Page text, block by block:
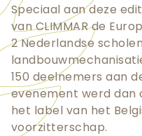
Speciaal aan deze
van CLIMMAR de
2 Nederlandse
150 deelnemers aan
evenement werd dan
het label van het
voorzitterschap.